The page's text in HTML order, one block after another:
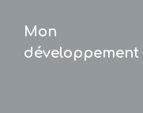
Mon
développement